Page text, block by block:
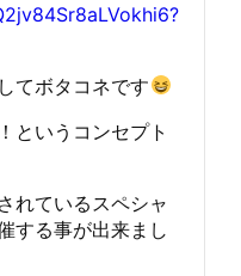
てボタコネです
というコンセプト
れているスペシャ
する事が出来まし